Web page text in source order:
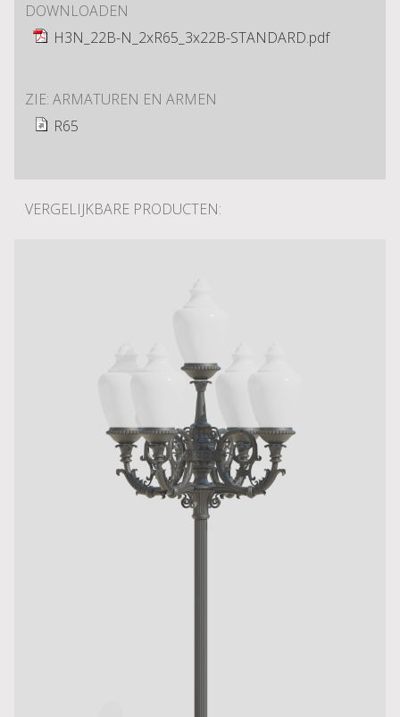
DOWNLOADEN
H3N_22B-N_2xR65_3x22B-STANDARD.pdf
ZIE: ARMATUREN EN ARMEN
R65
VERGELIJKBARE PRODUCTEN: